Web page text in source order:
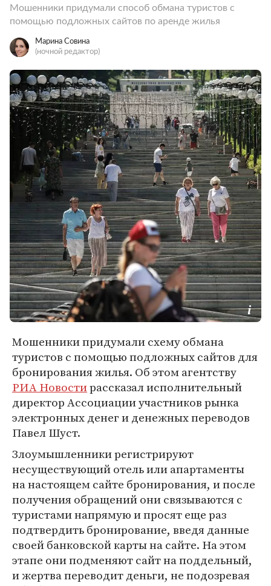
Мошенники придумали способ обмана туристов с
помощью подложных сайтов по аренде жилья
Марина Совина
(ночной редактор)
Мошенники придумали схему обмана
туристов с помощью подложных сайтов для
бронирования жилья. Об этом агентству
РИА Новостирассказал исполнительный
директор Ассоциации участников рынка
электронных денег и денежных переводов
Павел Шуст.
Злоумышленники регистрируют
несуществующий отель или апартаменты
на настоящем сайте бронирования, и после
получения обращений они связываются с
туристами напрямую и просят еще раз
подтвердить бронирование, введя данные
своей банковской карты на сайте. На этом
этапе они подменяют сайт на поддельный,
и жертва переводит деньги, не подозревая